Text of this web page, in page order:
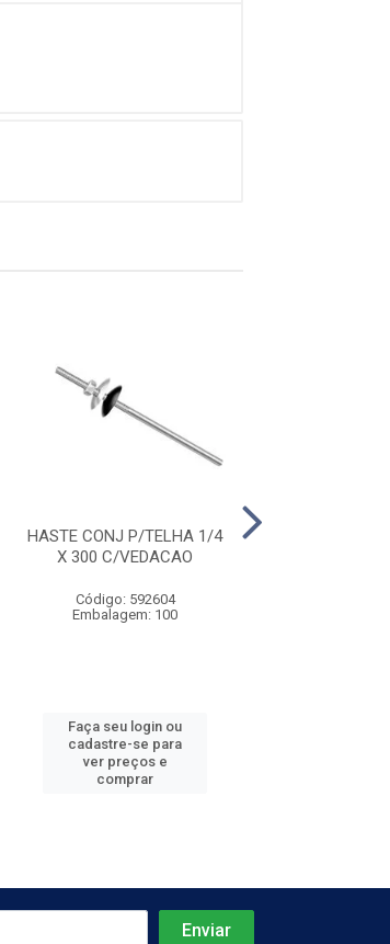
HASTE CONJ P/TELHA 1/4
X 300 C/VEDACAO
Código: 592604
Embalagem: 100
Faça seu login ou
cadastre-se para
ver preços e
comprar